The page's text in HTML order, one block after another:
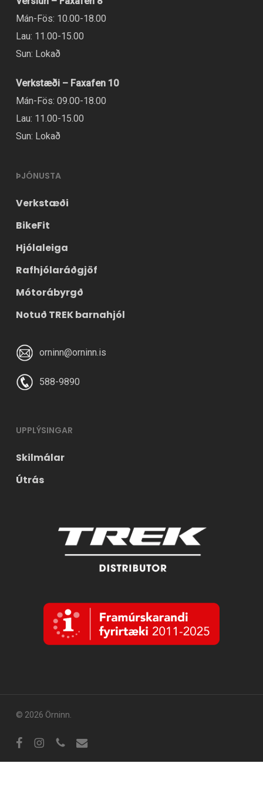
Mán-Fös: 10.00-18.00
Lau: 11.00-15.00
Sun: Lokað
Verkstæði – Faxafen 10
Mán-Fös: 09.00-18.00
Lau: 11.00-15.00
Sun: Lokað
ÞJÓNUSTA
Verkstæði
BikeFit
Hjólaleiga
Rafhjólaráðgjöf
Mótorábyrgð
Notuð TREK barnahjól
orninn@orninn.is
588-9890
UPPLÝSINGAR
Skilmálar
Útrás
© 2026 Örninn.
FacebookInstagram
sími tölvupóstur